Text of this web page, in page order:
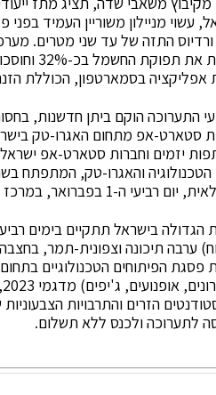
עשוי מניילון משוריין העמיד
התזה של עד שני מטרים.
בסמארטפון, הכוללת
מעל 20 חברות סטארט-אפ מתחום האגרו-
יזמים וחברות סטארט-אפ
והאגרו-טק, המתפתח
במרכז ווידור בתחנת "יאיר".
הפיתוחים הטכנולוגיים
הזרים והתרבויות
לתערוכה ולכנס ללא תשלום.